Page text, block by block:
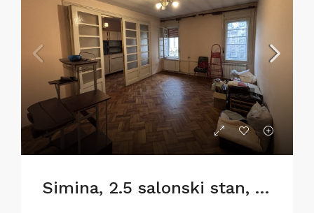
Simina, 2.5 salonski stan, 77m2, za renoviranje